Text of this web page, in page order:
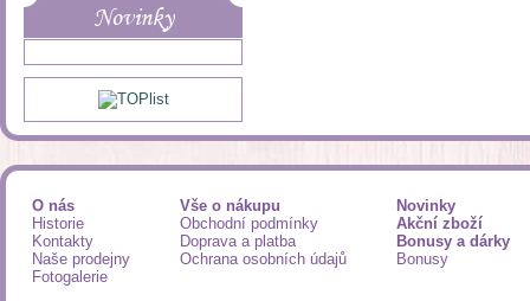
Novinky
O nás
Historie
Kontakty
Naše prodejny
Fotogalerie
Vše o nákupu
Obchodní podmínky
Doprava a platba
Ochrana osobních údajů
Novinky
Akční zboží
Bonusy a dárky
Bonusy